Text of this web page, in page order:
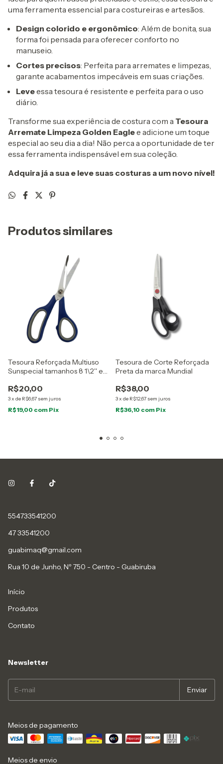
uma ferramenta essencial para costureiras e artesãos.
Design colorido e ergonômico: Além de bonita, sua
forma foi pensada para oferecer conforto no
manuseio.
Cortes precisos: Perfeita para arremates e limpezas,
garante acabamentos impecáveis em suas criações.
Leveessa tesoura é resistente e perfeita para o uso
diário.
Transforme sua experiência de costura com a Tesoura
Arremate Limpeza Golden Eaglee adicione um toque
especial ao seu dia a dia! Não perca a oportunidade de ter
essa ferramenta indispensável em sua coleção.
Adquira já a sua e leve suas costuras a um novo nível!
Produtos similares
Tesoura Reforçada Multiuso
Sunspecial tamanhos 8 1\2'' e
R$20,00
3x de R$6,67 sem juros
R$19,00 com Pix
Tesoura de Corte Reforçada
Preta da marca Mundial
R$38,00
3x de R$12,67 sem juros
R$36,10 com Pix
554733541200
47 33541200
guabimaq@gmail.com
Rua 10 de Junho, Nº 750 - Centro - Guabiruba
Início
Produtos
Contato
Newsletter
Meios de pagamento
Meios de envio